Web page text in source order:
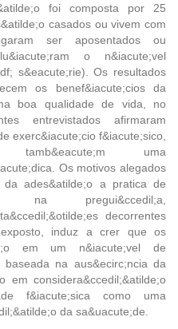
foi composta por 25
casados ou vivem com
ser aposentados ou
o n&iacute;vel
s&eacute;rie). Os resultados
os benef&iacute;cios da
boa qualidade de vida, no
entrevistados afirmaram
exerc&iacute;cio f&iacute;sico,
uma
Os motivos alegados
ades&atilde;o a pratica de
na pregui&ccedil;a,
decorrentes
induz a crer que os
em um n&iacute;vel de
na aus&ecirc;ncia da
em considera&ccedil;&atilde;o
f&iacute;sica como uma
da sa&uacute;de.